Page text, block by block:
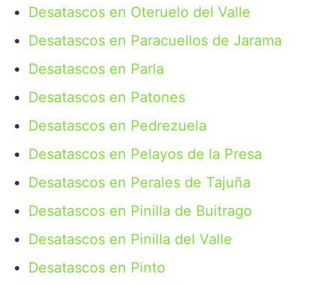
Desatascos en Oteruelo del Valle
Desatascos en Paracuellos de Jarama
Desatascos en Parla
Desatascos en Patones
Desatascos en Pedrezuela
Desatascos en Pelayos de la Presa
Desatascos en Perales de Tajuña
Desatascos en Pinilla de Buitrago
Desatascos en Pinilla del Valle
Desatascos en Pinto